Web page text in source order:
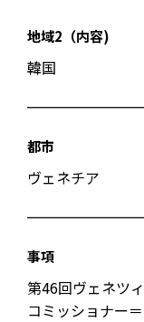
地域2（内容)
韓国
都市
ヴェネチア
事項
第46回ヴェネツ
コミッショナー